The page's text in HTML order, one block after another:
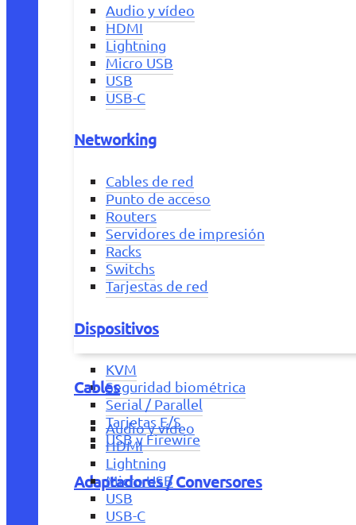
Audio y vídeo
HDMI
Lightning
Micro USB
USB
USB-C
Networking
Cables de red
Punto de acceso
Routers
Servidores de impresión
Racks
Switchs
Tarjestas de red
Dispositivos
KVM
Seguridad biométrica
Serial / Parallel
Tarjetas E/S
USB y Firewire
Adaptadores / Conversores
Cables
Audio y vídeo
HDMI
Lightning
Micro USB
USB
USB-C